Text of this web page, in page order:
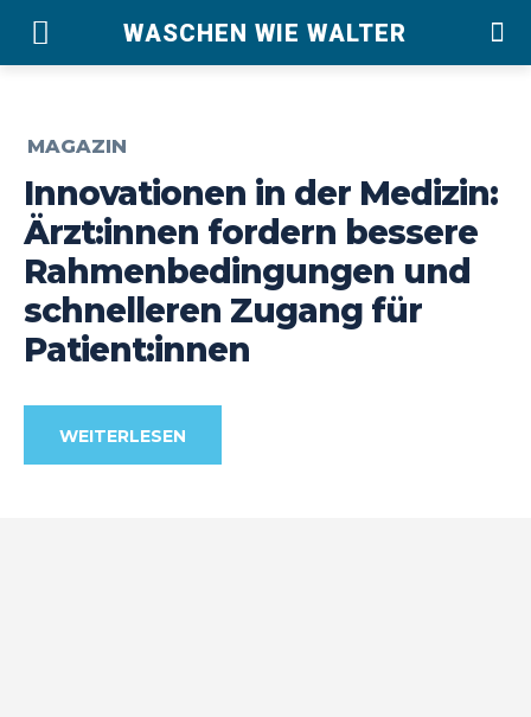
WASCHEN WIE WALTER
MAGAZIN
Innovationen in der Medizin:
Ärzt:innen fordern bessere
Rahmenbedingungen und
schnelleren Zugang für
Patient:innen
WEITERLESEN